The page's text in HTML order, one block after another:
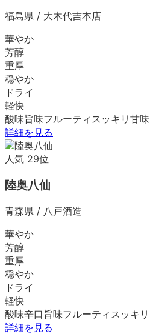
福島県 / 大木代吉本店
華やか
芳醇
重厚
穏やか
ドライ
軽快
酸味旨味フルーティ スッキリ 甘味
詳細を見る
人気 29位
陸奥八仙
青森県 / 八戸酒造
華やか
芳醇
重厚
穏やか
ドライ
軽快
酸味辛口 旨味フルーティ スッキリ
詳細を見る